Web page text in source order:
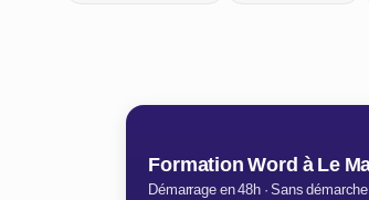
Formation Word à Le
Démarrage en 48h · Sans